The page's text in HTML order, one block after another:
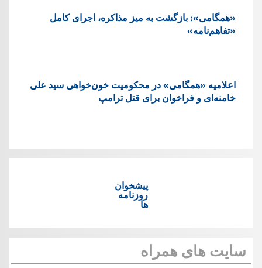
«همگامی»: بازگشت به میز مذاکره، اجرای کامل
«تفاهم‌نامه»
اعلامیه «همگامی» در محکومیت خون‌خواهی سید علی
خامنه‌ای و فراخوان برای قتل ترامپ
پیشخوان
روزنامه
ها
سایت های همراه